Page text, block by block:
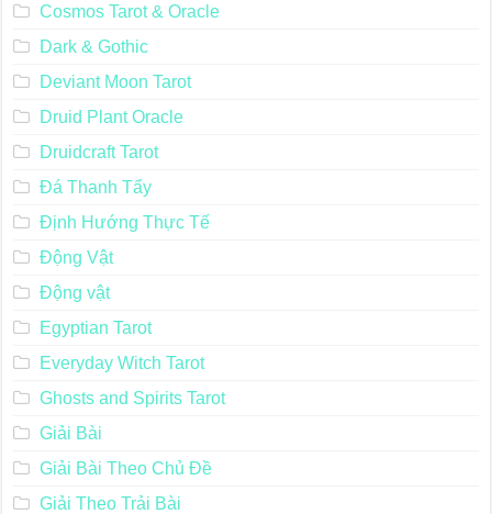
Cosmos Tarot & Oracle
Dark & Gothic
Deviant Moon Tarot
Druid Plant Oracle
Druidcraft Tarot
Đá Thanh Tẩy
Định Hướng Thực Tế
Động Vật
Động vật
Egyptian Tarot
Everyday Witch Tarot
Ghosts and Spirits Tarot
Giải Bài
Giải Bài Theo Chủ Đề
Giải Theo Trải Bài